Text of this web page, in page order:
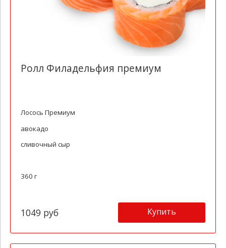
Ролл Филадельфия премиум
Лосось Премиум
авокадо
сливочный сыр
360 г
1049 руб Купить